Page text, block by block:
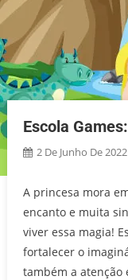
Escola
2 De Junho De 2022
A princesa mora
encanto e muita
viver essa magia!
fortalecer o
também a atenção